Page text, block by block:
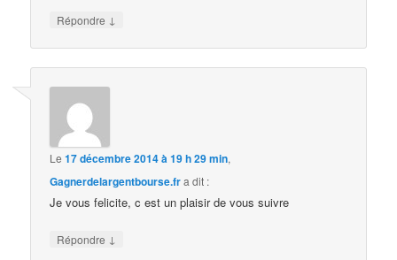
Répondre ↓
Le17 décembre 2014 à 19 h 29 min,
Gagnerdelargentbourse.fra dit :
Je vous felicite, c est un plaisir de vous suivre
Répondre ↓